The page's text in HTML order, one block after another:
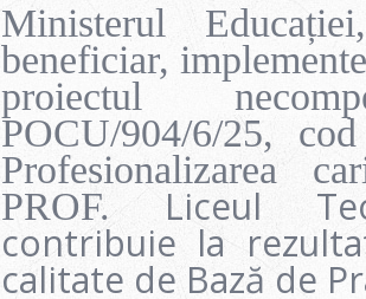
Ministerul
beneficiar,
proiectul
POCU/904/6/25,
Profesionalizarea
PROF. Liceul
contribuie la
calitate de Bază de